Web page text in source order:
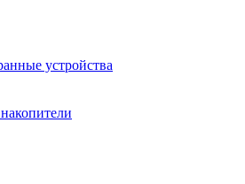
устройства